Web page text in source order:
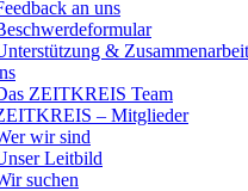
an uns
& Zusammenarbeit
ZEITKREIS Team
– Mitglieder
wir sind
Leitbild
suchen